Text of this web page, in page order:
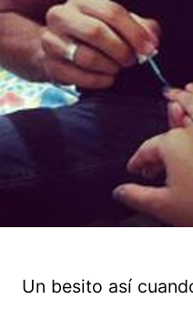
Un besito así